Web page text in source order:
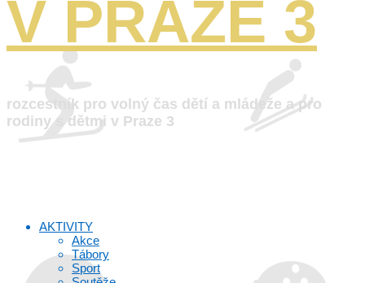
V PRAZE 3
rozcestník pro volný čas dětí a mládeže a pro
rodiny s dětmi v Praze 3
AKTIVITY
Akce
Tábory
Sport